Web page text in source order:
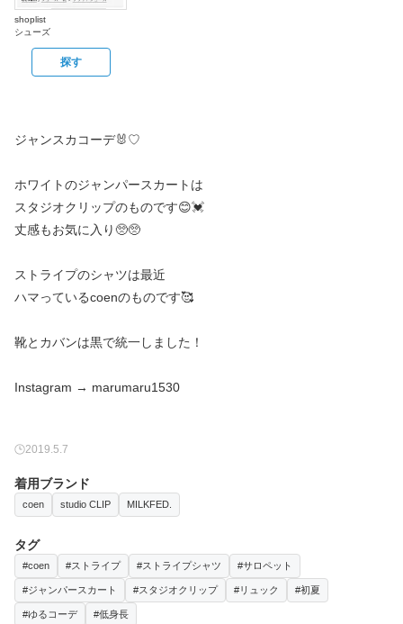
shoplist
シューズ
探す
ジャンスカコーデ🐰♡
ホワイトのジャンパースカートは
スタジオクリップのものです😊💓
丈感もお気に入り🥺🥺
ストライプのシャツは最近
ハマっているcoenのものです🥰
靴とカバンは黒で統一しました！
Instagram → marumaru1530
2019.5.7
着用ブランド
coen studio CLIP MILKFED.
タグ
#coen #ストライプ #ストライプシャツ #サロペット
#ジャンパースカート #スタジオクリップ #リュック #初夏
#ゆるコーデ #低身長